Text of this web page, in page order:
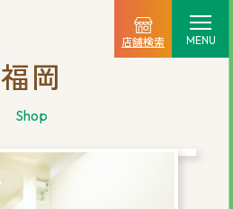
店舗検索 MENU
福岡
shop